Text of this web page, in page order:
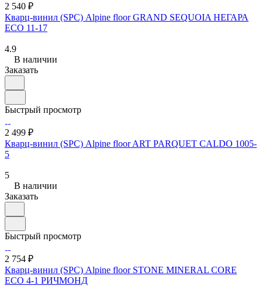
2 540 ₽
Кварц-винил (SPC) Alpine floor GRAND SEQUOIA НЕГАРА
ECO 11-17
4.9
В наличии
Заказать
Быстрый просмотр
2 499 ₽
Кварц-винил (SPC) Alpine floor ART PARQUET CALDO 1005-
5
5
В наличии
Заказать
Быстрый просмотр
2 754 ₽
Кварц-винил (SPC) Alpine floor STONE MINERAL CORE
ЕСО 4-1 РИЧМОНД